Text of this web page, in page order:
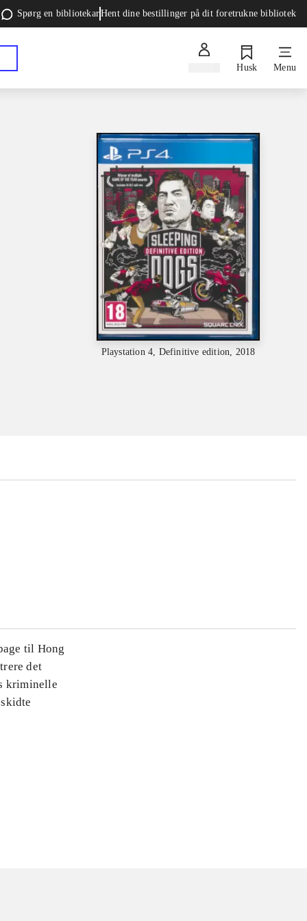
Spørg en bibliotekarHent dine bestillinger på dit foretrukne bibliotek
Husk Menu
Playstation 4, Definitive edition, 2018
til Hong
det
kriminelle